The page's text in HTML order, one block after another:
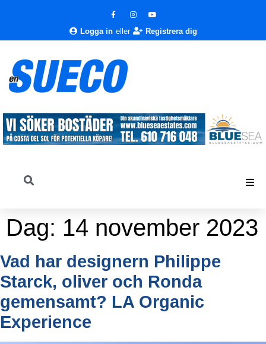
Logga in eller Registrera dig
Dag: 14 november 2023
Vad har designern Philippe
Starck, oliver och Ronda
gemensamt? LA Organic
Experience